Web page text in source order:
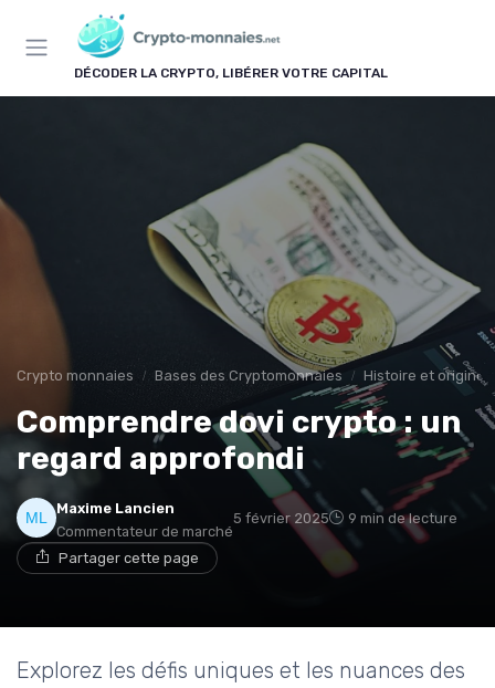
DÉCODER LA CRYPTO, LIBÉRER VOTRE CAPITAL
Crypto monnaies Bases des Cryptomonnaies Histoire et
Comprendre dovi crypto : un
regard approfondi
Maxime Lancien
Commentateur de marché
5 février 2025 9 min de lecture
Partager cette page
Explorez les défis uniques et les nuances des
Panneau de gestion des cookies